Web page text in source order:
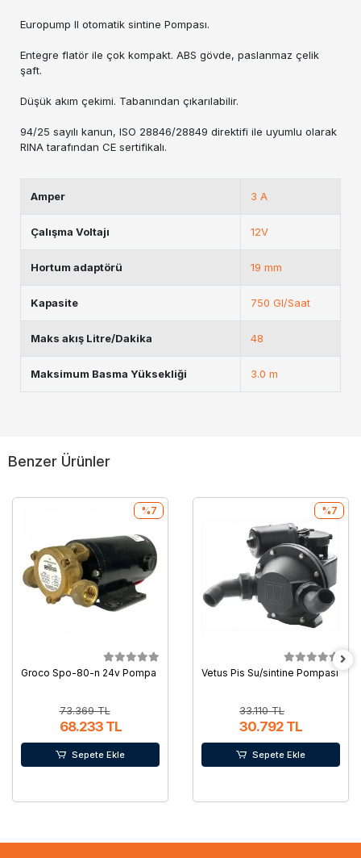
Europump II otomatik sintine Pompası.
Entegre flatör ile çok kompakt. ABS gövde, paslanmaz çelik
şaft.
Düşük akım çekimi. Tabanından çıkarılabilir.
94/25 sayılı kanun, ISO 28846/28849 direktifi ile uyumlu olarak
RINA tarafından CE sertifikalı.
Amper 3 A
Çalışma Voltajı 12V
Hortum adaptörü 19 mm
Kapasite 750 Gl/Saat
Maks akış Litre/Dakika 48
Maksimum Basma Yüksekliği 3.0 m
Benzer Ürünler
Groco Spo-80-n 24v Pompa
73.369 TL
68.233 TL
%7
Sepete Ekle
Vetus Pis Su/sintine Pompası
33.110 TL
30.792 TL
%7
Sepete Ekle